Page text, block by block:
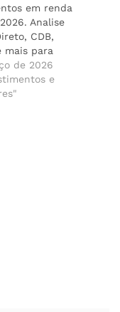
em renda
Analise
CDB,
mais para
seus ganhos
de 2026
e